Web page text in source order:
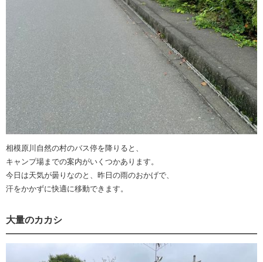
相模原川自然の村のバス停を降りると、
キャンプ場までの案内がいくつかあります。
今日は天気が曇りなのと、昨日の雨のおかげで、
汗をかかずに快適に移動できます。
大量のカカシ